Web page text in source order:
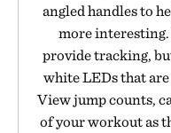
angled handles to
more
provide tracking,
white LEDs that
View jump counts,
of your workout as